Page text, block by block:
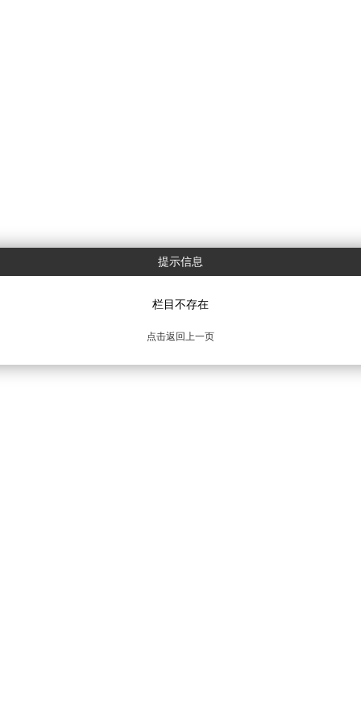
提示信息
栏目不存在
点击返回上一页